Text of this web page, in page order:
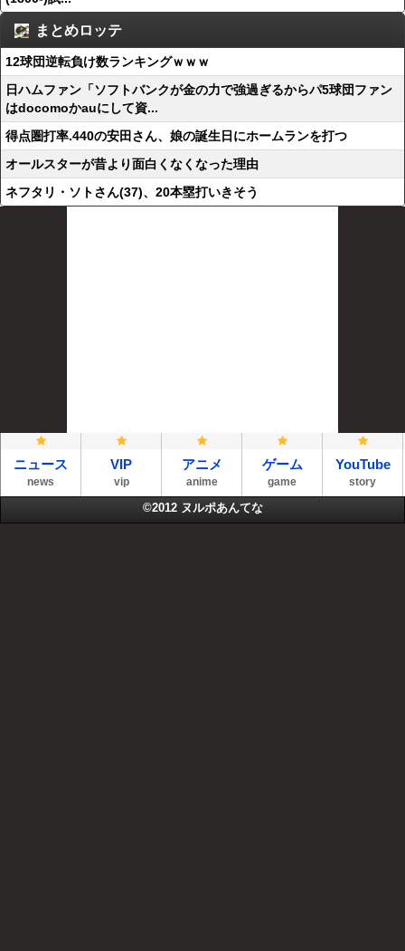
まとめロッテ
12球団逆転負け数ランキングｗｗｗ
日ハムファン「ソフトバンクが金の力で強過ぎるからパ5球団ファン
はdocomoかauにして資...
得点圏打率.440の安田さん、娘の誕生日にホームランを打つ
オールスターが昔より面白くなくなった理由
ネフタリ・ソトさん(37)、20本塁打いきそう
ニュース
news
VIP
vip
アニメ
anime
ゲーム
game
YouTube
story
©2012 ヌルポあんてな